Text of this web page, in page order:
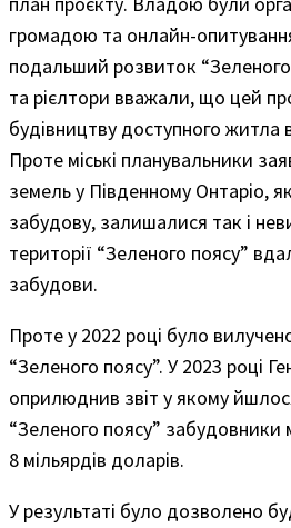
громадою та онлайн-
подальший розвиток
та рієлтори вважали, що цей
будівництву доступного житла
Проте міські планувальники
земель у Південному Онтаріо,
забудову, залишалися так і
території “Зеленого поясу”
забудови.
Проте у 2022 році було
“Зеленого поясу”. У 2023 році
оприлюднив звіт у якому
“Зеленого поясу”
8 мільярдів доларів.
У результаті було дозволено